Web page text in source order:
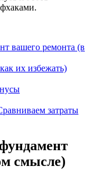
вашего ремонта (в
их избежать)
затраты
смысле)